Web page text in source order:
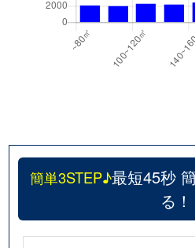
簡単3STEP♪最短45秒
る！